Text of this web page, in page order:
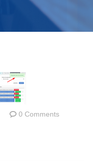
0 Comments